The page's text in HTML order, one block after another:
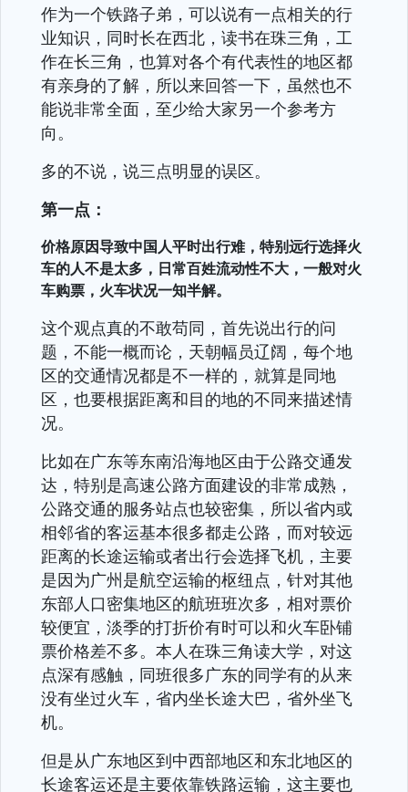
作为一个铁路子弟，可以说有一点相关的行
业知识，同时长在西北，读书在珠三角，工
作在长三角，也算对各个有代表性的地区都
有亲身的了解，所以来回答一下，虽然也不
能说非常全面，至少给大家另一个参考方
向。
多的不说，说三点明显的误区。
第一点：
价格原因导致中国人平时出行难，特别远行选择火
车的人不是太多，日常百姓流动性不大，一般对火
车购票，火车状况一知半解。
这个观点真的不敢苟同，首先说出行的问
题，不能一概而论，天朝幅员辽阔，每个地
区的交通情况都是不一样的，就算是同地
区，也要根据距离和目的地的不同来描述情
况。
比如在广东等东南沿海地区由于公路交通发
达，特别是高速公路方面建设的非常成熟，
公路交通的服务站点也较密集，所以省内或
相邻省的客运基本很多都走公路，而对较远
距离的长途运输或者出行会选择飞机，主要
是因为广州是航空运输的枢纽点，针对其他
东部人口密集地区的航班班次多，相对票价
较便宜，淡季的打折价有时可以和火车卧铺
票价格差不多。本人在珠三角读大学，对这
点深有感触，同班很多广东的同学有的从来
没有坐过火车，省内坐长途大巴，省外坐飞
机。
但是从广东地区到中西部地区和东北地区的
长途客运还是主要依靠铁路运输，这主要也